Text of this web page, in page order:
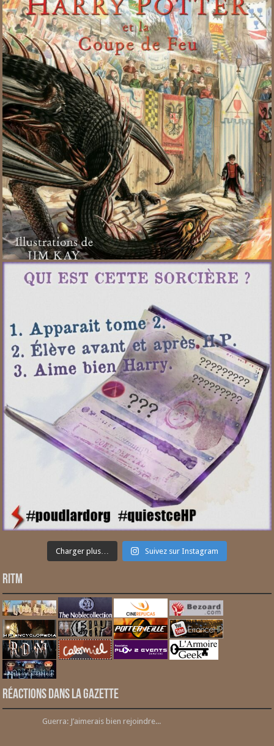
Charger plus… Suivez sur Instagram
RITM
Réactions dans la gazette
Guerra: J’aimerais bien rejoindre...